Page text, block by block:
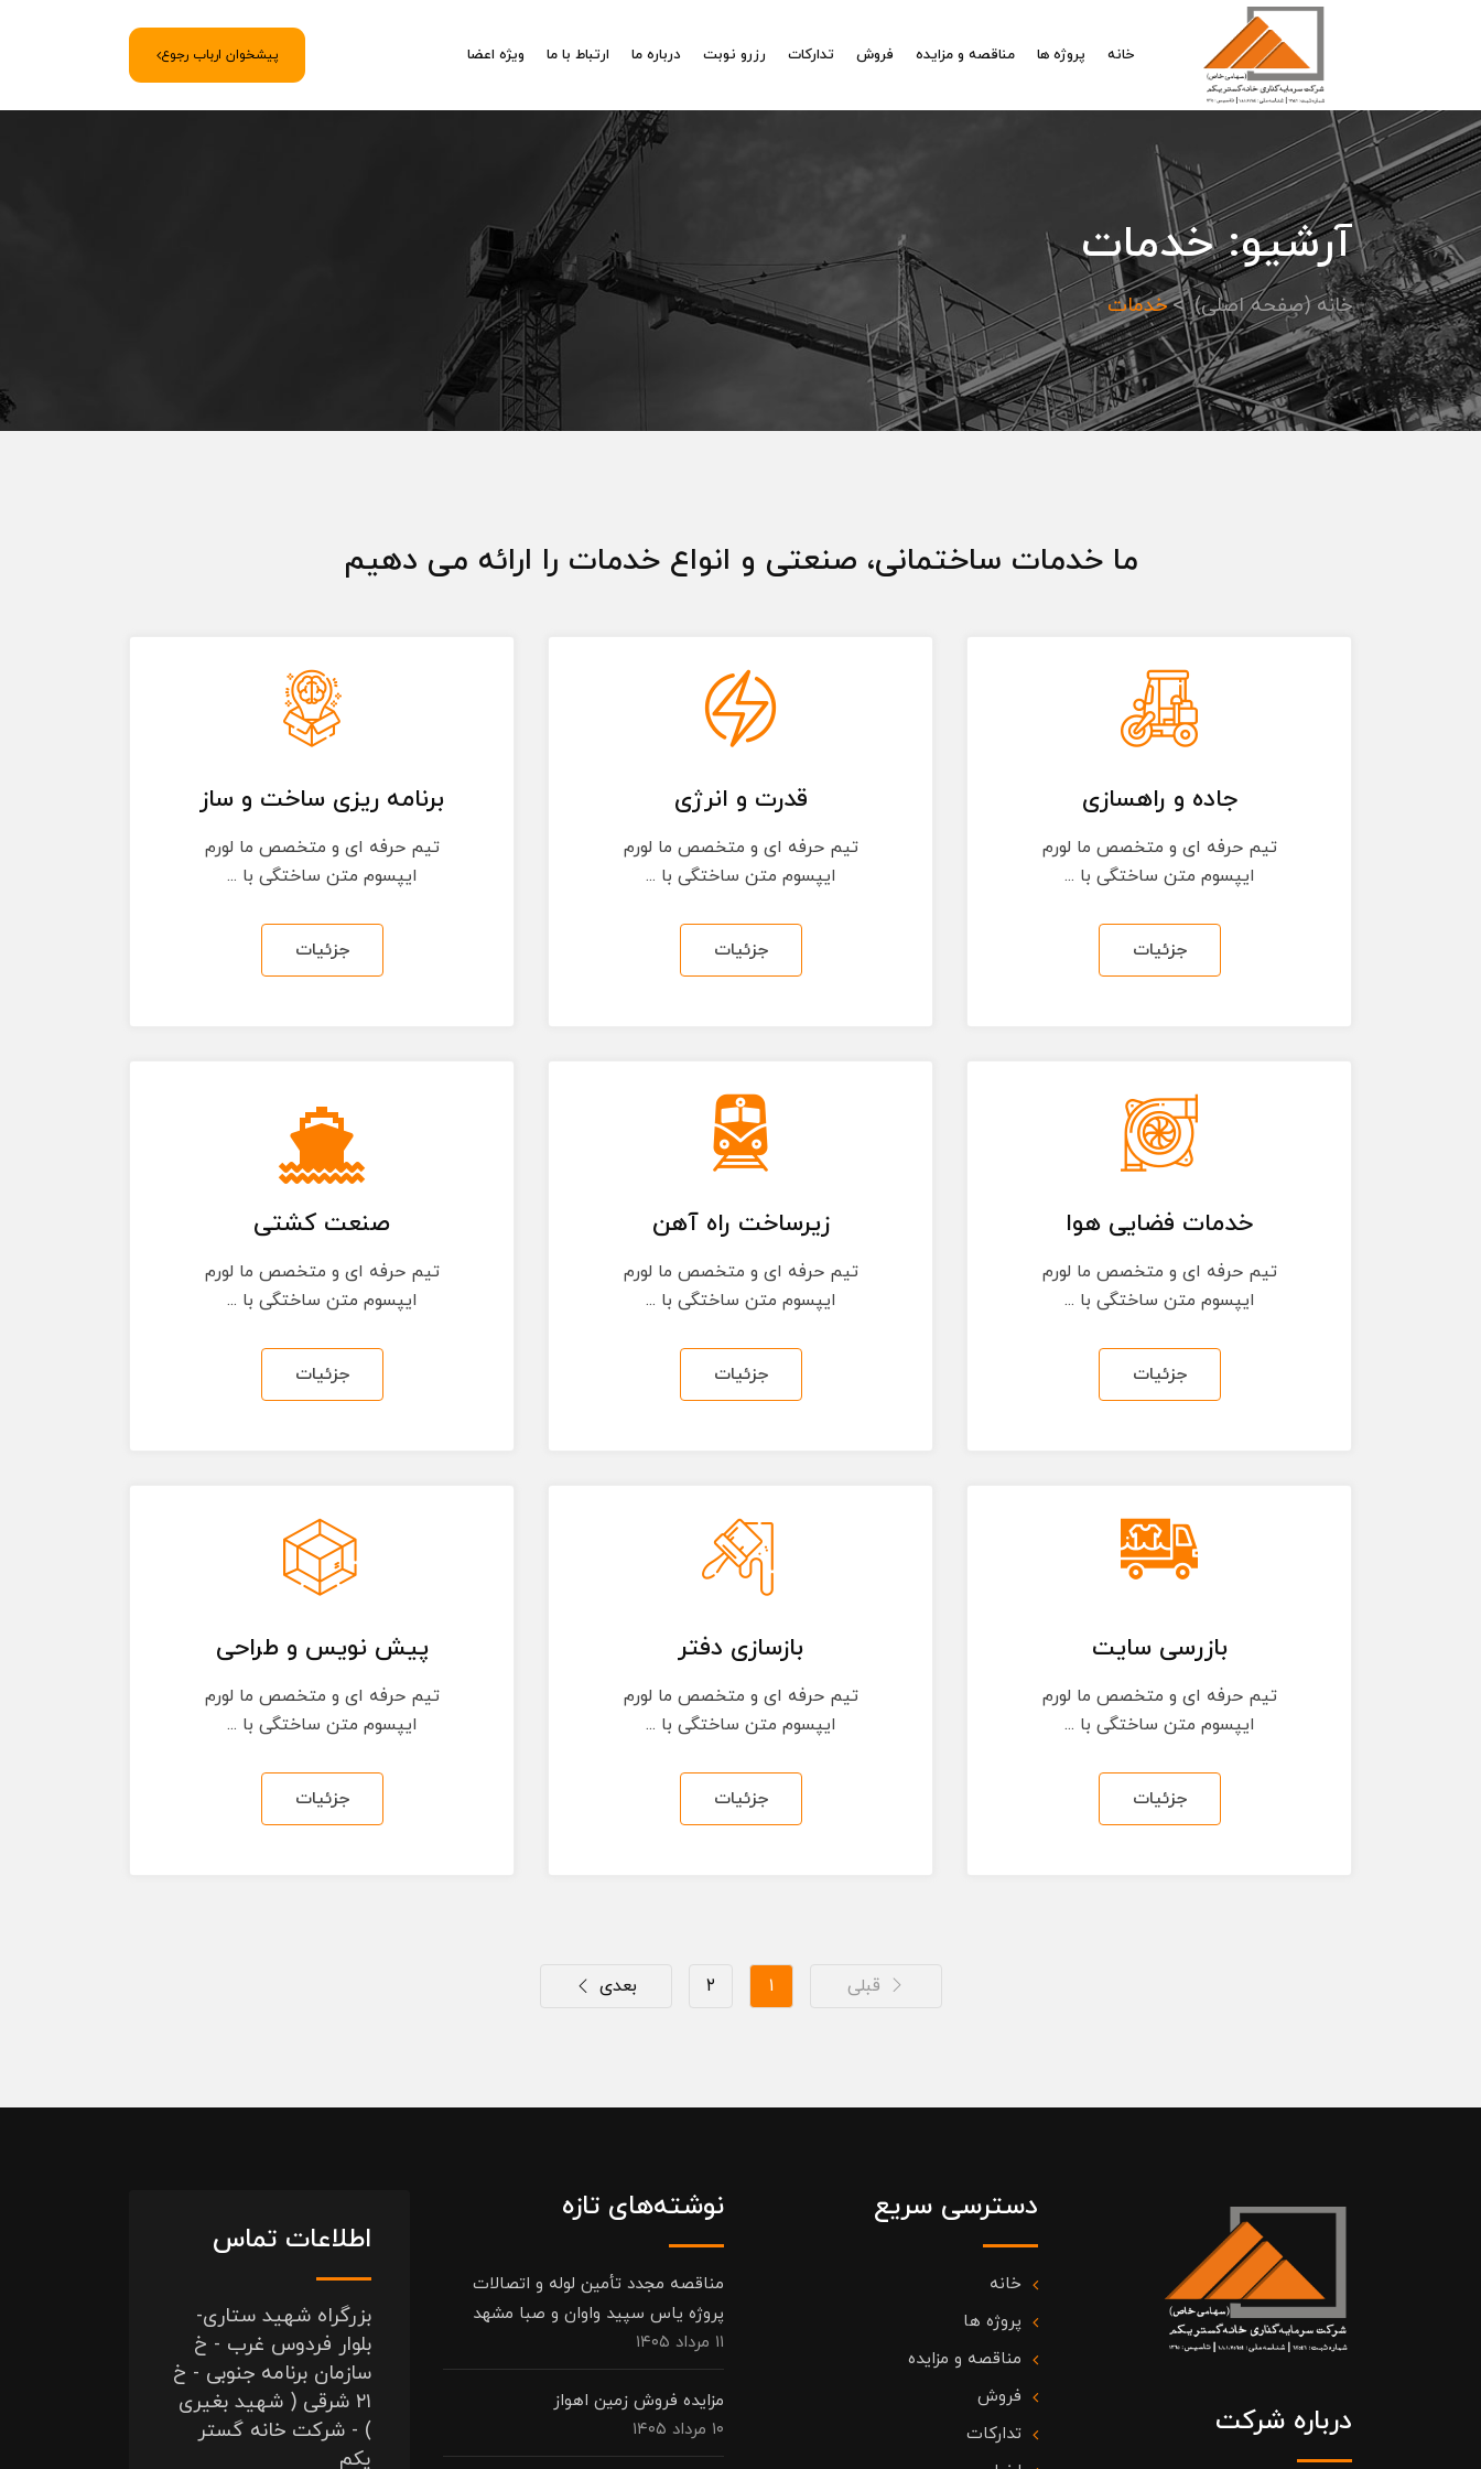
خانه پروژه ها مناقصه و مزایده فروش تدارکات رزرو نوبت درباره ما ارتباط با ما ویژه اعضا پیشخوان ارباب رجوع
آرشیو: خدمات
خانه (صفحه اصلی) خدمات
ما خدمات ساختمانی، صنعتی و انواع خدمات را ارائه می دهیم
جاده و راهسازی
تیم حرفه ای و متخصص ما لورم
ایپسوم متن ساختگی با ...
جزئیات
قدرت و انرژی
تیم حرفه ای و متخصص ما لورم
ایپسوم متن ساختگی با ...
جزئیات
برنامه ریزی ساخت و ساز
تیم حرفه ای و متخصص ما لورم
ایپسوم متن ساختگی با ...
جزئیات
خدمات فضایی هوا
تیم حرفه ای و متخصص ما لورم
ایپسوم متن ساختگی با ...
جزئیات
زیرساخت راه آهن
تیم حرفه ای و متخصص ما لورم
ایپسوم متن ساختگی با ...
جزئیات
صنعت کشتی
تیم حرفه ای و متخصص ما لورم
ایپسوم متن ساختگی با ...
جزئیات
بازرسی سایت
تیم حرفه ای و متخصص ما لورم
ایپسوم متن ساختگی با ...
جزئیات
بازسازی دفتر
تیم حرفه ای و متخصص ما لورم
ایپسوم متن ساختگی با ...
جزئیات
پیش نویس و طراحی
تیم حرفه ای و متخصص ما لورم
ایپسوم متن ساختگی با ...
جزئیات
قبلی ۱ ۲ بعدی
درباره شرکت
دسترسی سریع
خانه
پروژه ها
مناقصه و مزایده
فروش
تدارکات
نوشته‌های تازه
مناقصه مجدد تأمین لوله و اتصالات
پروژه یاس سپید واوان و صبا مشهد
۱۱ مرداد ۱۴۰۵
مزایده فروش زمین اهواز
۱۰ مرداد ۱۴۰۵
اطلاعات تماس
بزرگراه شهید ستاری-
بلوار فردوس غرب - خ
سازمان برنامه جنوبی - خ
۲۱ شرقی ( شهید بغیری
) - شرکت خانه گستر
یکم